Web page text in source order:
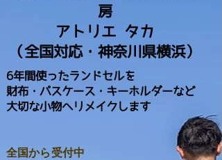
6年間使ったランドセルを
財布・パスケース・キーホルダーなど
大切な小物へリメイクします
全国から受付中
房
アトリエ タカ
（全国対応・神奈川県横浜）